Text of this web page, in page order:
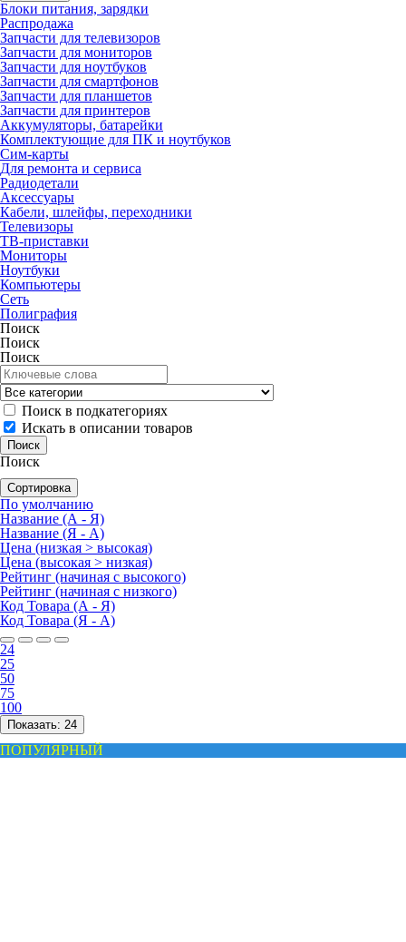
Блоки питания, зарядки
Распродажа
Запчасти для телевизоров
Запчасти для мониторов
Запчасти для ноутбуков
Запчасти для смартфонов
Запчасти для планшетов
Запчасти для принтеров
Аккумуляторы, батарейки
Комплектующие для ПК и ноутбуков
Сим-карты
Для ремонта и сервиса
Радиодетали
Аксессуары
Кабели, шлейфы, переходники
Телевизоры
ТВ-приставки
Мониторы
Ноутбуки
Компьютеры
Сеть
Полиграфия
Поиск
Поиск
Поиск
Поиск в подкатегориях
Искать в описании товаров
Поиск
Сортировка
По умолчанию
Название (А - Я)
Название (Я - А)
Цена (низкая > высокая)
Цена (высокая > низкая)
Рейтинг (начиная с высокого)
Рейтинг (начиная с низкого)
Код Товара (А - Я)
Код Товара (Я - А)
24
25
50
75
100
Показать: 24
ПОПУЛЯРНЫЙ